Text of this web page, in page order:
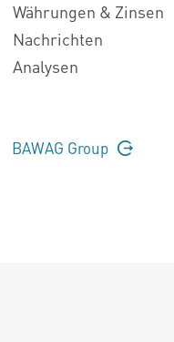
Währungen & Zinsen
Nachrichten
Analysen
BAWAG Group